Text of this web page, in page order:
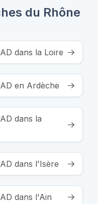
du Rhône
dans la Loire
en Ardèche
dans la
dans l'Isère
dans l'Ain